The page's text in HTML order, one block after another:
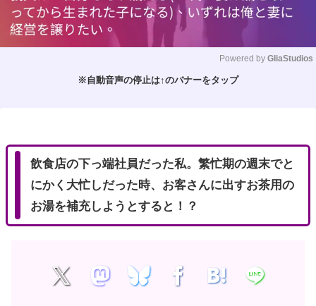
Powered by GliaStudios
※自動音声の停止は↑のバナーをタップ
飲食店の下っ端社員だった私。繁忙期の週末でと
にかく大忙しだった時、お客さんに出すお茶用の
お湯を補充しようとすると！？